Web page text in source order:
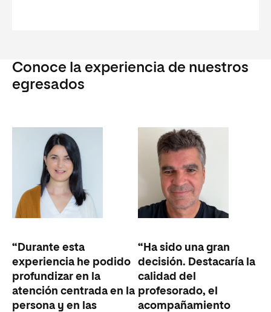
Conoce la experiencia de nuestros
egresados
“Durante esta
experiencia he podido
profundizar en la
atención centrada en la
persona y en las
“Ha sido una gran
decisión. Destacaría la
calidad del
profesorado, el
acompañamiento